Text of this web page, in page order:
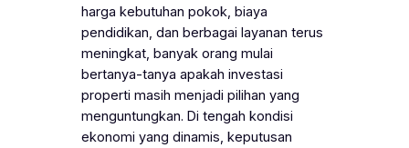
harga kebutuhan pokok, biaya
pendidikan, dan berbagai layanan terus
meningkat, banyak orang mulai
bertanya-tanya apakah investasi
properti masih menjadi pilihan yang
menguntungkan. Di tengah kondisi
ekonomi yang dinamis, keputusan